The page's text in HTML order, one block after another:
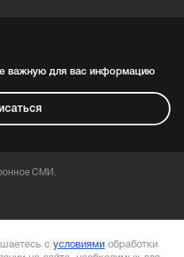
важную для вас информацию
СМИ.
с условиями обработки